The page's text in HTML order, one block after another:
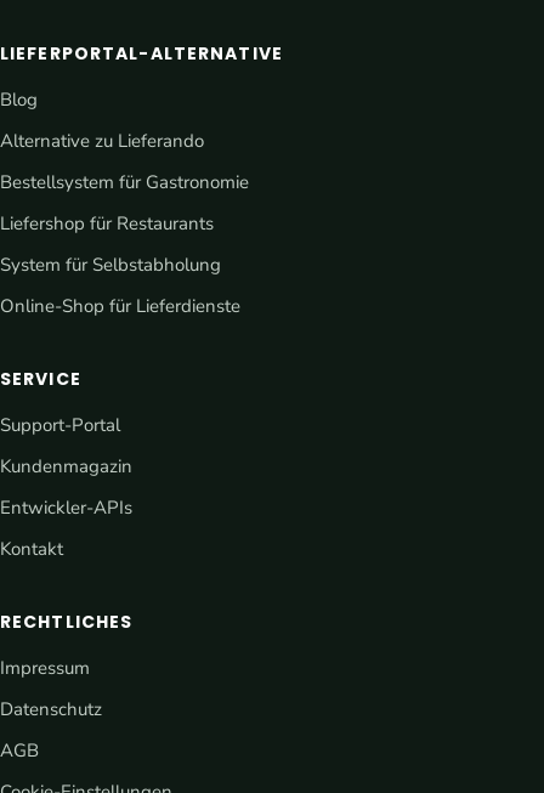
LIEFERPORTAL-ALTERNATIVE
Blog
Alternative zu Lieferando
Bestellsystem für Gastronomie
Liefershop für Restaurants
System für Selbstabholung
Online-Shop für Lieferdienste
SERVICE
Support-Portal
Kundenmagazin
Entwickler-APIs
Kontakt
RECHTLICHES
Impressum
Datenschutz
AGB